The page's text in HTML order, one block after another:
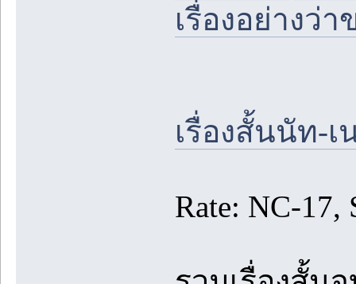
เรื่องอย่างว่า
เรื่องสั้นนัท-เ
Rate: NC-17,